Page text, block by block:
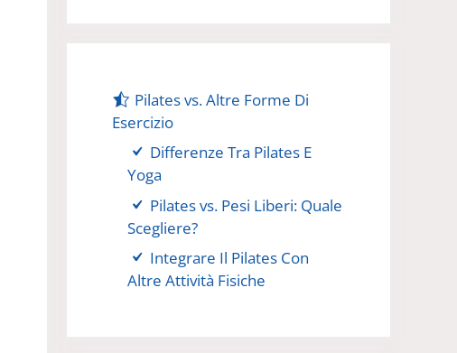
Pilates vs. Altre Forme Di
Esercizio
Differenze Tra Pilates E
Yoga
Pilates vs. Pesi Liberi: Quale
Scegliere?
Integrare Il Pilates Con
Altre Attività Fisiche